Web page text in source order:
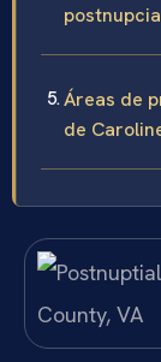
Áreas de
de